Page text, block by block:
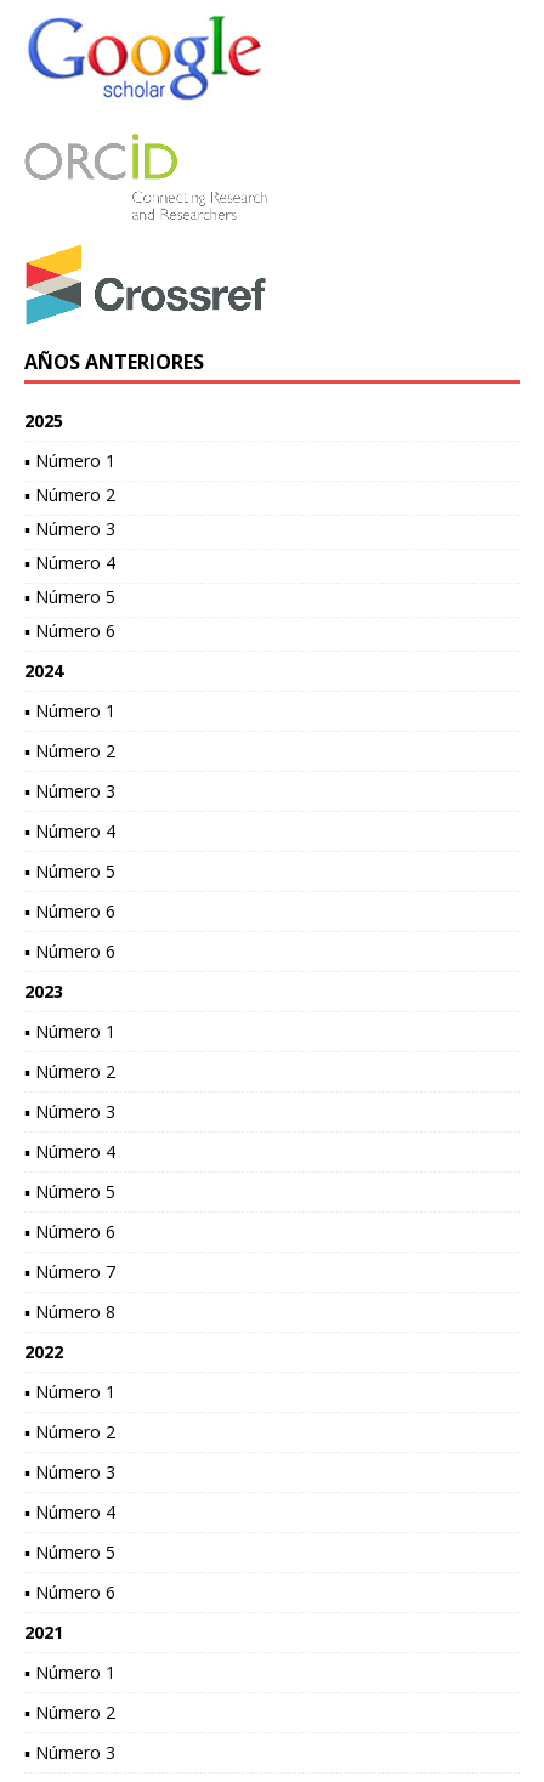
AÑOS ANTERIORES
2025
▪ Número 1
▪ Número 2
▪ Número 3
▪ Número 4
▪ Número 5
▪ Número 6
2024
▪ Número 1
▪ Número 2
▪ Número 3
▪ Número 4
▪ Número 5
▪ Número 6
▪ Número 6
2023
▪ Número 1
▪ Número 2
▪ Número 3
▪ Número 4
▪ Número 5
▪ Número 6
▪ Número 7
▪ Número 8
2022
▪ Número 1
▪ Número 2
▪ Número 3
▪ Número 4
▪ Número 5
▪ Número 6
2021
▪ Número 1
▪ Número 2
▪ Número 3